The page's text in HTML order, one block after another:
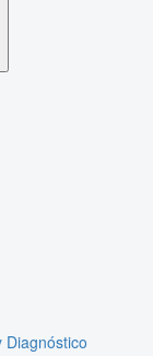
Diagnóstico